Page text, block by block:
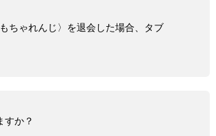
ちゃれんじ〉を退会した場合、タブ
すか？